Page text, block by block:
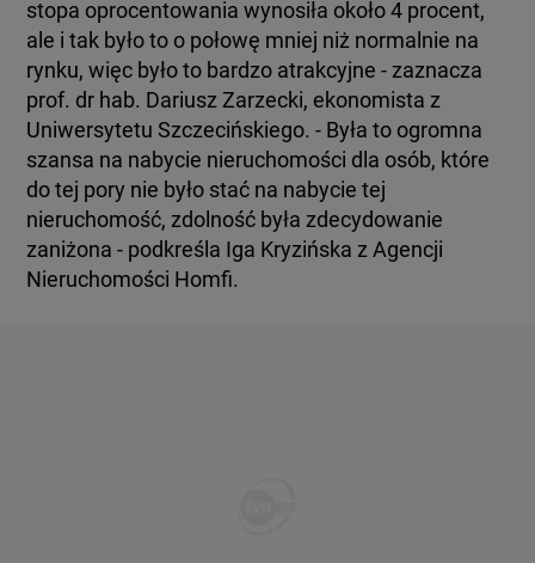
stopa oprocentowania wynosiła około 4 procent,
ale i tak było to o połowę mniej niż normalnie na
rynku, więc było to bardzo atrakcyjne - zaznacza
prof. dr hab. Dariusz Zarzecki, ekonomista z
Uniwersytetu Szczecińskiego. - Była to ogromna
szansa na nabycie nieruchomości dla osób, które
do tej pory nie było stać na nabycie tej
nieruchomość, zdolność była zdecydowanie
zaniżona - podkreśla Iga Kryzińska z Agencji
Nieruchomości Homfi.